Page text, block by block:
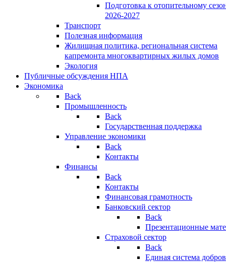
Подготовка к отопительному
2026-2027
Транспорт
Полезная информация
Жилищная политика, региональная система
капремонта многоквартирных жилых домов
Экология
Публичные обсуждения НПА
Экономика
Back
Промышленность
Back
Государственная поддержка
Управление экономики
Back
Контакты
Финансы
Back
Контакты
Финансовая грамотность
Банковский сектор
Back
Презентационные
Страховой сектор
Back
Единая система